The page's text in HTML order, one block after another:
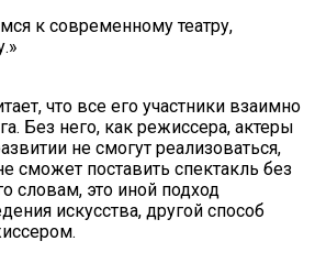
к современному театру,
что все его участники взаимно
Без него, как режиссера, актеры
не смогут реализоваться,
сможет поставить спектакль без
словам, это иной подход
искусства, другой способ